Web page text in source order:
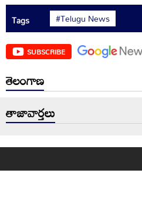
Tags #Telugu News
SUBSCRIBE
తెలంగాణ
తాజావార్తలు